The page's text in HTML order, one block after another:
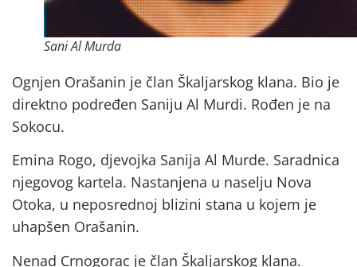
Sani Al Murda
Ognjen Orašanin je član Škaljarskog klana. Bio je
direktno podređen Saniju Al Murdi. Rođen je na
Sokocu.
Emina Rogo, djevojka Sanija Al Murde. Saradnica
njegovog kartela. Nastanjena u naselju Nova
Otoka, u neposrednoj blizini stana u kojem je
uhapšen Orašanin.
Nenad Crnogorac je član Škaljarskog klana.